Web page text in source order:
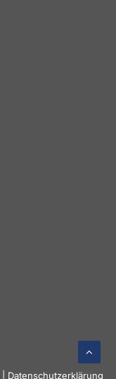
Datenschutzerklärung